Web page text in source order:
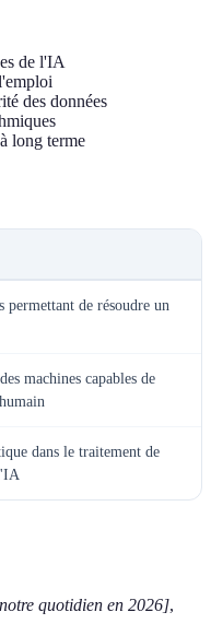
de l'IA
des données
long terme
permettant de résoudre un
machines capables de
dans le traitement de
quotidien en 2026],